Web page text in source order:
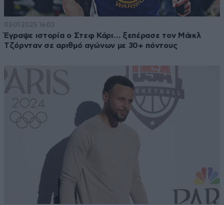
03·01·2025 16:03
Έγραψε ιστορία ο Στεφ Κάρι… ξεπέρασε τον Μάικλ
Τζόρνταν σε αριθμό αγώνων με 30+ πόντους